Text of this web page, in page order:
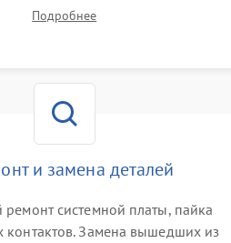
аккумулятора и тестирование
Подробнее
и замена деталей
системной платы, пайка
Замена вышедших из